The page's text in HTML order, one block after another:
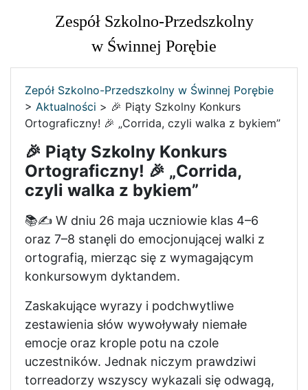
Zespół Szkolno-Przedszkolny
w Świnnej Porębie
Zepół Szkolno-Przedszkolny w Świnnej Porębie
> Aktualności > 🎉 Piąty Szkolny Konkurs
Ortograficzny! 🎉 „Corrida, czyli walka z bykiem”
🎉 Piąty Szkolny Konkurs
Ortograficzny! 🎉 „Corrida,
czyli walka z bykiem”
📚✍️ W dniu 26 maja uczniowie klas 4–6
oraz 7–8 stanęli do emocjonującej walki z
ortografią, mierząc się z wymagającym
konkursowym dyktandem.
Zaskakujące wyrazy i podchwytliwe
zestawienia słów wywoływały niemałe
emocje oraz krople potu na czole
uczestników. Jednak niczym prawdziwi
torreadorzy wszyscy wykazali się odwagą,